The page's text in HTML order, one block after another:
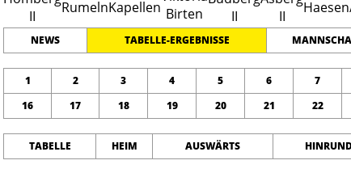
NEWS TABELLE-ERGEBNISSE
1 2 3 4 5 6 7
16
17 18 19 20 21 22
TABELLE HEIM AUSWÄRTS